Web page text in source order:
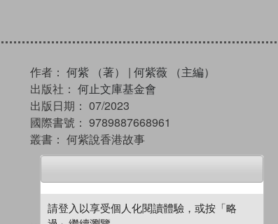
作者： 何紫 （著） | 何紫薇 （主編）
出版社： 何止文庫基金會
出版日期： 07/2023
國際書號： 9789887668961
叢書： 何紫說香港故事
試閲 加入閱讀紀錄
請登入以享受個人化閱讀體驗，或按「略